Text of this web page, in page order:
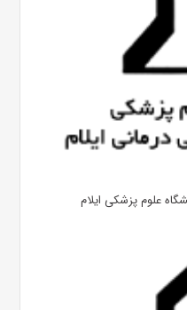
علوم پزشکی ایلام